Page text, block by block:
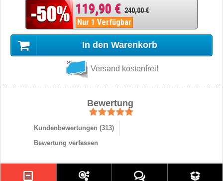
119,90 € 240,00 €
Nur 1 Verfügbar
In den Warenkorb
Versand kostenfrei!
Bewertung
Kundenbewertungen (313)
Bewertung verfassen